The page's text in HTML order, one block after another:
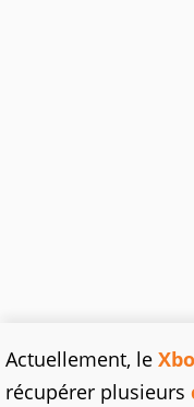
Actuellement, le
récupérer plusieurs